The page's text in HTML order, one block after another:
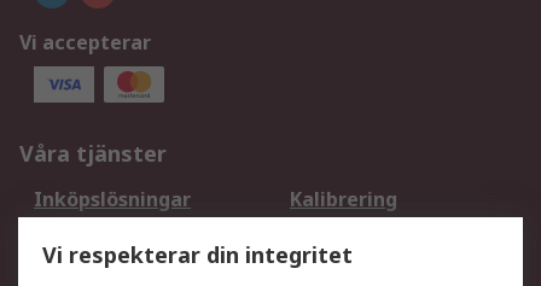
Vi accepterar
Våra tjänster
Inköpslösningar
Kalibrering
DesignSpark
Teknisk Support
Vi respekterar din integritet